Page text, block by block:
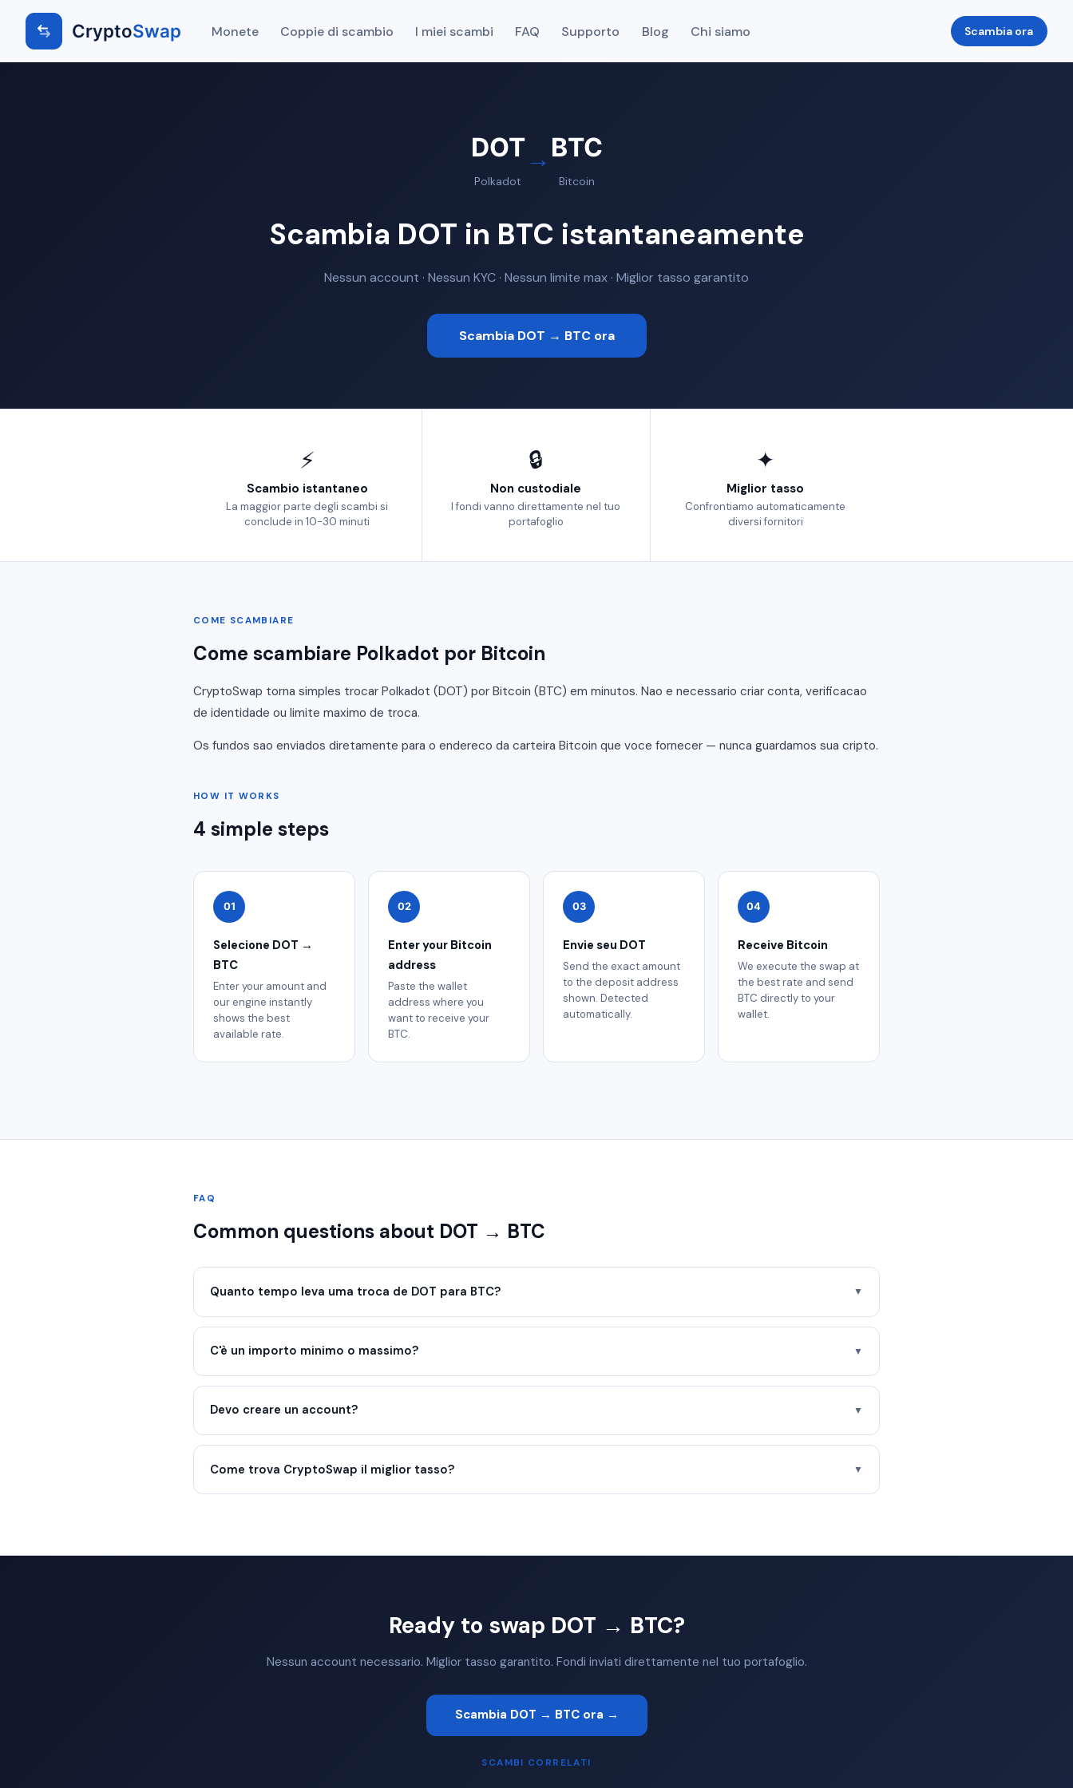
CryptoSwap Monete Coppie di scambio I miei scambi FAQ Supporto Blog Chi siamo Scambia ora
DOT
Polkadot
→ BTC
Bitcoin
Scambia DOT in BTC istantaneamente
Nessun account · Nessun KYC · Nessun limite max · Miglior tasso garantito
Scambia DOT → BTC ora
⚡
Scambio istantaneo
La maggior parte degli scambi si
conclude in 10-30 minuti
🔒
Non custodiale
I fondi vanno direttamente nel tuo
portafoglio
✦
Miglior tasso
Confrontiamo automaticamente
diversi fornitori
COME SCAMBIARE
Come scambiare Polkadot por Bitcoin
CryptoSwap torna simples trocar Polkadot (DOT) por Bitcoin (BTC) em minutos. Nao e necessario criar conta, verificacao
de identidade ou limite maximo de troca.
Os fundos sao enviados diretamente para o endereco da carteira Bitcoin que voce fornecer — nunca guardamos sua cripto.
HOW IT WORKS
4 simple steps
01
Selecione DOT →
BTC
Enter your amount and
our engine instantly
shows the best
available rate.
02
Enter your Bitcoin
address
Paste the wallet
address where you
want to receive your
BTC.
03
Envie seu DOT
Send the exact amount
to the deposit address
shown. Detected
automatically.
04
Receive Bitcoin
We execute the swap at
the best rate and send
BTC directly to your
wallet.
FAQ
Common questions about DOT → BTC
Quanto tempo leva uma troca de DOT para BTC? ▼
C'è un importo minimo o massimo? ▼
Devo creare un account? ▼
Come trova CryptoSwap il miglior tasso? ▼
Ready to swap DOT → BTC?
Nessun account necessario. Miglior tasso garantito. Fondi inviati direttamente nel tuo portafoglio.
Scambia DOT → BTC ora →
SCAMBI CORRELATI